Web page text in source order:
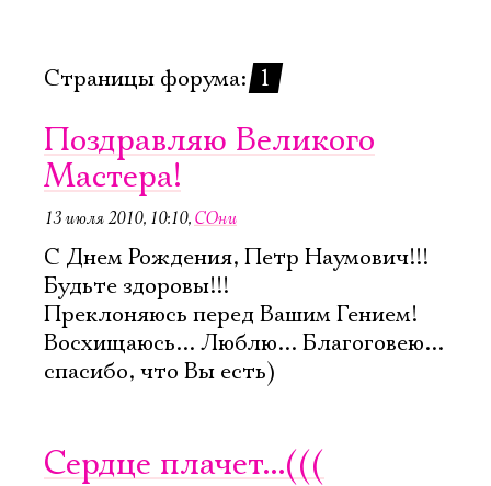
Страницы форума: 1
Поздравляю Великого
Мастера!
13 июля 2010, 10:10, СОни
С Днем Рождения, Петр Наумович!!!
Будьте здоровы!!!
Преклоняюсь перед Вашим Гением!
Восхищаюсь... Люблю... Благоговею...
спасибо, что Вы есть)
Сердце плачет...(((